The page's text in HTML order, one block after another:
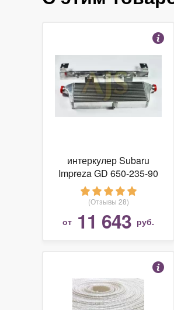
интеркулер Subaru
Impreza GD 650-235-90
(Отзывы 28)
от 11 643 руб.